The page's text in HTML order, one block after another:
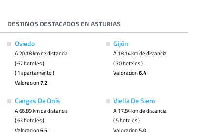
DESTINOS DESTACADOS EN ASTURIAS
Oviedo
A 20.18 km de distancia
( 67 hoteles )
( 1 apartamento )
Valoracion7.2
Gijón
A 18.14 km de distancia
( 70 hoteles )
Valoracion6.4
Cangas De Onís
A 66.89 km de distancia
( 63 hoteles )
Valoracion6.5
Viella De Siero
A 17.84 km de distancia
( 5 hoteles )
Valoracion5.0